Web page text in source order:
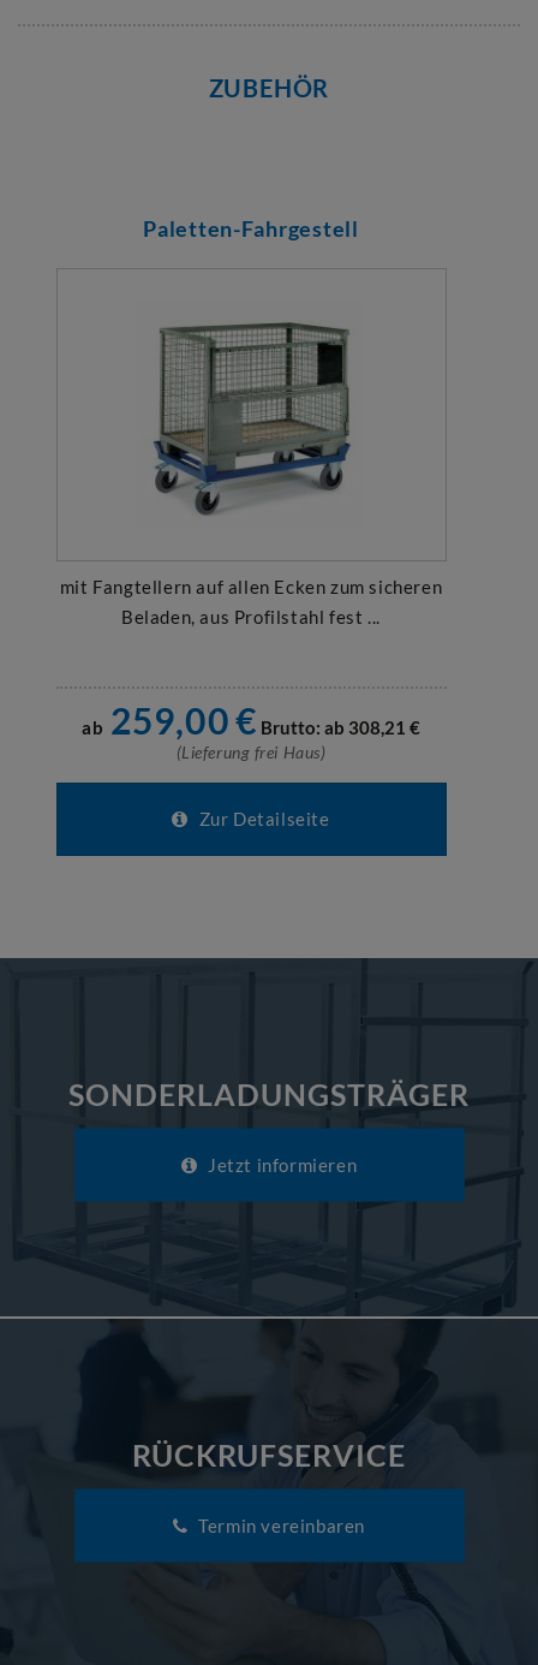
ZUBEHÖR
Paletten-Fahrgestell
mit Fangtellern auf allen Ecken zum sicheren
Beladen, aus Profilstahl fest ...
ab 259,00€ Brutto: ab 308,21 €
(Lieferung frei Haus)
Zur Detailseite
SONDERLADUNGSTRÄGER
Jetzt informieren
RÜCKRUFSERVICE
Termin vereinbaren